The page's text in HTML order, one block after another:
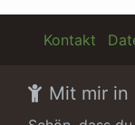
Kontakt
Mit mir in